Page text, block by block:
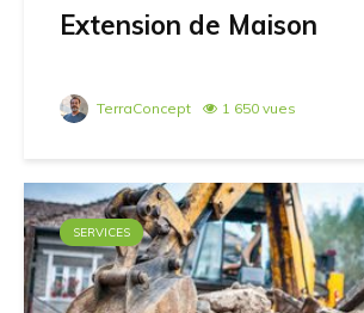
Extension de Maison
TerraConcept 1 650 vues
SERVICES